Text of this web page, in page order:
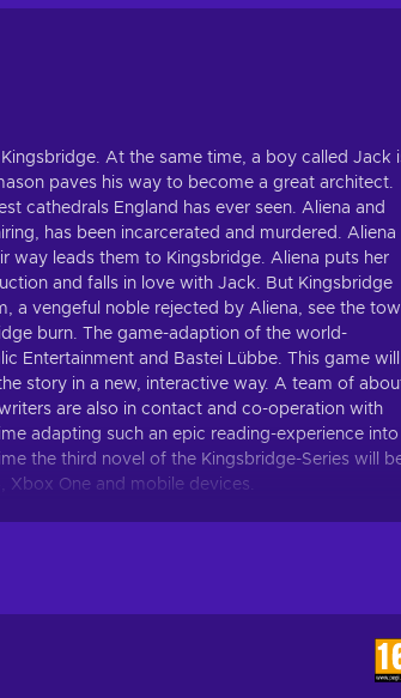
At the same time, a boy called Jack
paves his way to become a great architect.
cathedrals England has ever seen. Aliena and
has been incarcerated and murdered. Aliena
way leads them to Kingsbridge. Aliena puts her
and falls in love with Jack. But Kingsbridge
a vengeful noble rejected by Aliena, see the
burn. The game-adaption of the world-
Entertainment and Bastei Lübbe. This game will
story in a new, interactive way. A team of
are also in contact and co-operation with
adapting such an epic reading-experience into
the third novel of the Kingsbridge-Series will
Xbox One and mobile devices.